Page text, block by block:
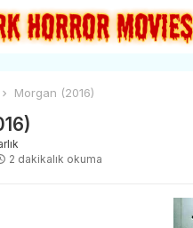
Morgan (2016)
2 dakikalık okuma